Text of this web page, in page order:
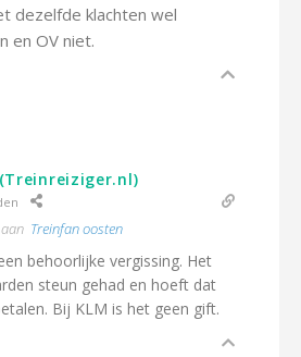
dezelfde klachten wel
en OV niet.
Treinfan oosten
behoorlijke vergissing. Het
steun gehad en hoeft dat
Bij KLM is het geen gift.